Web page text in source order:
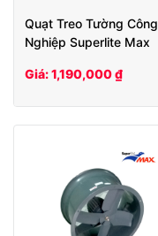
Quạt Treo Tường Công
Nghiệp Superlite Max
Giá: 1,190,000 ₫